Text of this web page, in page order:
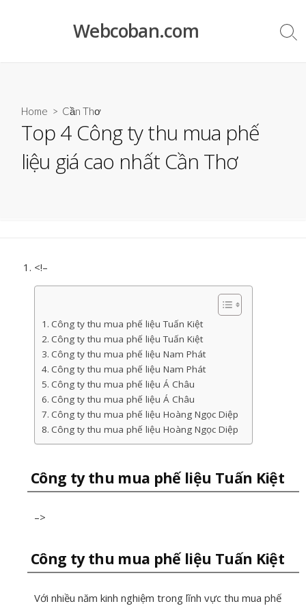
Webcoban.com
Home > Cần Thơ
Top 4 Công ty thu mua phế
liệu giá cao nhất Cần Thơ
<!–
Công ty thu mua phế liệu Tuấn Kiệt
Công ty thu mua phế liệu Tuấn Kiệt
Công ty thu mua phế liệu Nam Phát
Công ty thu mua phế liệu Nam Phát
Công ty thu mua phế liệu Á Châu
Công ty thu mua phế liệu Á Châu
Công ty thu mua phế liệu Hoàng Ngọc Diệp
Công ty thu mua phế liệu Hoàng Ngọc Diệp
Công ty thu mua phế liệu Tuấn Kiệt
–>
Công ty thu mua phế liệu Tuấn Kiệt
Với nhiều năm kinh nghiệm trong lĩnh vực thu mua phế